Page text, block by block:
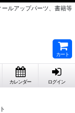
ルアップパーツ、書籍等
カート
カレンダー ログイン